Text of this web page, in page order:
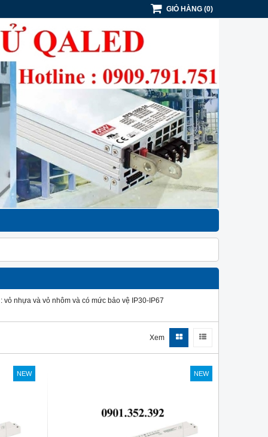
GIỎ HÀNG (0)
nhựa và vỏ nhôm và có mức bảo vệ IP30-IP67
Xem
NEW NEW